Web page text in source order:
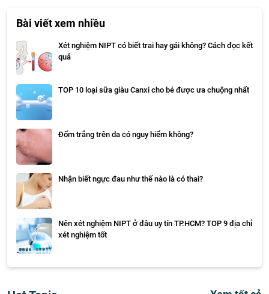
Bài viết xem nhiều
Xét nghiệm NIPT có biết trai hay gái không? Cách đọc kết
quả
TOP 10 loại sữa giàu Canxi cho bé được ưa chuộng nhất
Đốm trắng trên da có nguy hiểm không?
Nhận biết ngực đau như thế nào là có thai?
Nên xét nghiệm NIPT ở đâu uy tín TP.HCM? TOP 9 địa chỉ
xét nghiệm tốt